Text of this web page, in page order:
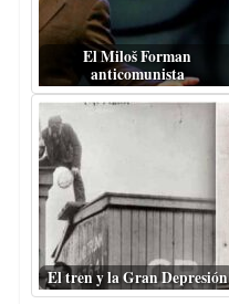
El Miloš Forman
anticomunista
El tren y la Gran Depresión